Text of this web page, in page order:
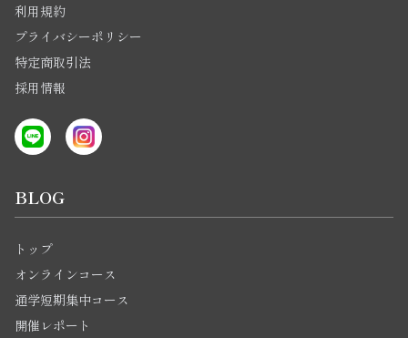
利用規約
プライバシーポリシー
特定商取引法
採用情報
BLOG
トップ
オンラインコース
通学短期集中コース
開催レポート